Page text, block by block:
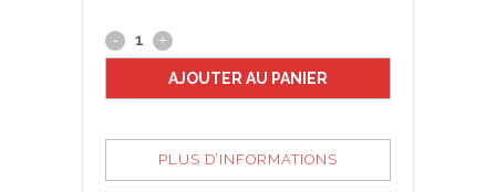
AJOUTER AU PANIER
PLUS D’INFORMATIONS